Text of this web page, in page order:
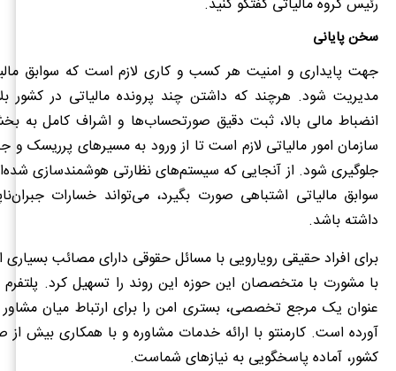
رئیس گروه مالیاتی گفتگو کنید.
سخن پایانی
جهت پایداری و امنیت هر کسب و کاری لازم است که سوابق
مدیریت شود. هرچند که داشتن چند پرونده مالیاتی در کشور
انضباط مالی بالا، ثبت دقیق صورتحساب‌ها و اشراف کامل به
سازمان امور مالیاتی لازم است تا از ورود به مسیرهای پرریسک و
جلوگیری شود. از آنجایی که سیستم‌های نظارتی هوشمندسازی
سوابق مالیاتی اشتباهی صورت بگیرد، می‌تواند خسارات
داشته باشد.
برای افراد حقیقی رویارویی با مسائل حقوقی دارای مصائب
با مشورت با متخصصان این حوزه این روند را تسهیل کرد.
عنوان یک مرجع تخصصی، بستری امن را برای ارتباط میان مشاور
آورده است. کارمنتو با ارائه خدمات مشاوره و با همکاری بیش از
کشور، آماده پاسخگویی به نیازهای شماست.